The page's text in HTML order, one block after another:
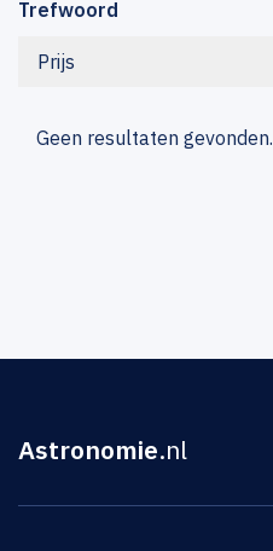
Trefwoord
Prijs
Geen resultaten gevonden.
Astronomie.nl